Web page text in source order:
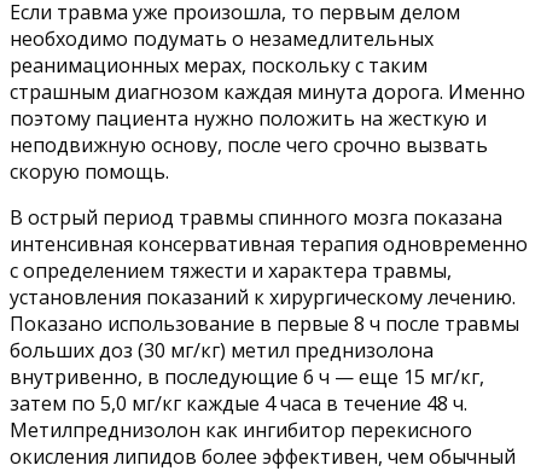
Если травма уже произошла, то первым делом
необходимо подумать о незамедлительных
реанимационных мерах, поскольку с таким
страшным диагнозом каждая минута дорога. Именно
поэтому пациента нужно положить на жесткую и
неподвижную основу, после чего срочно вызвать
скорую помощь.
В острый период травмы спинного мозга показана
интенсивная консервативная терапия одновременно
с определением тяжести и характера травмы,
установления показаний к хирургическому лечению.
Показано использование в первые 8 ч после травмы
больших доз (30 мг/кг) метил преднизолона
внутривенно, в последующие 6 ч — еще 15 мг/кг,
затем по 5,0 мг/кг каждые 4 часа в течение 48 ч.
Метилпреднизолон как ингибитор перекисного
окисления липидов более эффективен, чем обычный